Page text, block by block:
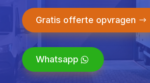
Gratis offerte opvragen
Whatsapp